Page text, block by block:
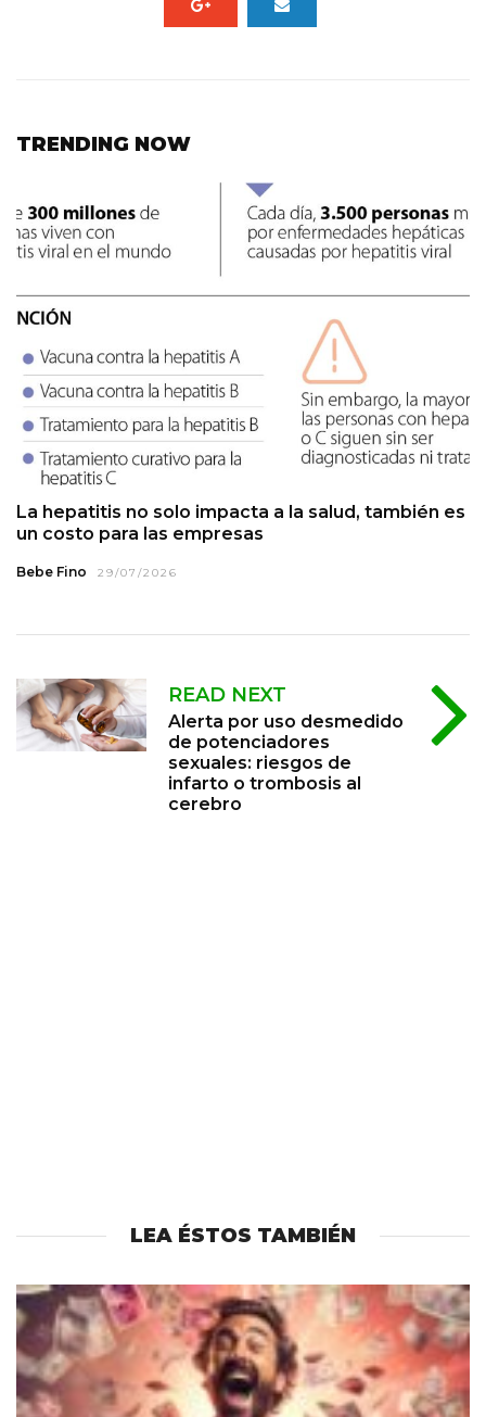
TRENDING NOW
La hepatitis no solo impacta a la salud, también es
un costo para las empresas
Bebe Fino 29/07/2026
READ NEXT
Alerta por uso desmedido
de potenciadores
sexuales: riesgos de
infarto o trombosis al
cerebro
LEA ÉSTOS TAMBIÉN